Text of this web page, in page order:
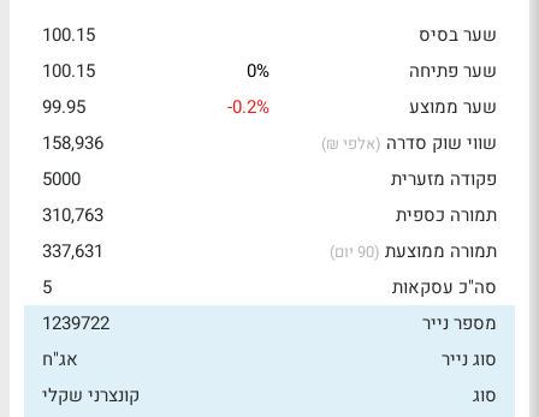
שער בסיס
100.15
שער פתיחה
0%
100.15
שער ממוצע
-0.2%
99.95
שווי שוק סדרה (אלפי ₪)
158,936
פקודה מזערית
5000
תמורה כספית
310,763
תמורה ממוצעת (90 יום)
337,631
סה"כ עסקאות
5
מספר נייר
1239722
סוג נייר
אג"ח
סוג
קונצרני שקלי